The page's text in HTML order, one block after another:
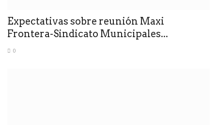
Expectativas sobre reunión Maxi
Frontera-Sindicato Municipales...
0